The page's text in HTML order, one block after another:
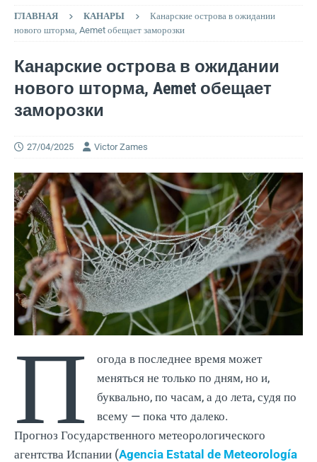
ГЛАВНАЯ КАНАРЫ
Канарские острова в ожидании
нового шторма, Aemet обещает заморозки
Канарские острова в ожидании
нового шторма, Aemet обещает
заморозки
27/04/2025 Victor Zames
П
огода в последнее время может
меняться не только по дням, но и,
буквально, по часам, а до лета, судя по
всему — пока что далеко.
Прогноз Государственного метеорологического
агентства Испании (Agencia Estatal de Meteorología